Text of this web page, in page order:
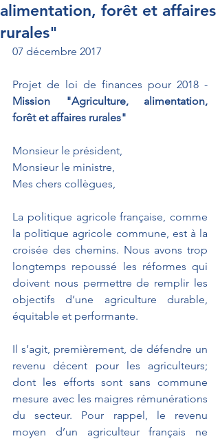
alimentation, forêt et affaires
rurales"
07 décembre 2017
Mission "Agriculture, alimentation,
forêt et affaires rurales"
Monsieur le président,
Monsieur le ministre,
Mes chers collègues,
La politique agricole française, comme
la politique agricole commune, est à la
croisée des chemins. Nous avons trop
longtemps repoussé les réformes qui
doivent nous permettre de remplir les
objectifs d’une agriculture durable,
équitable et performante.
Il s’agit, premièrement, de défendre un
revenu décent pour les agriculteurs;
dont les efforts sont sans commune
mesure avec les maigres rémunérations
du secteur. Pour rappel, le revenu
moyen d’un agriculteur français ne